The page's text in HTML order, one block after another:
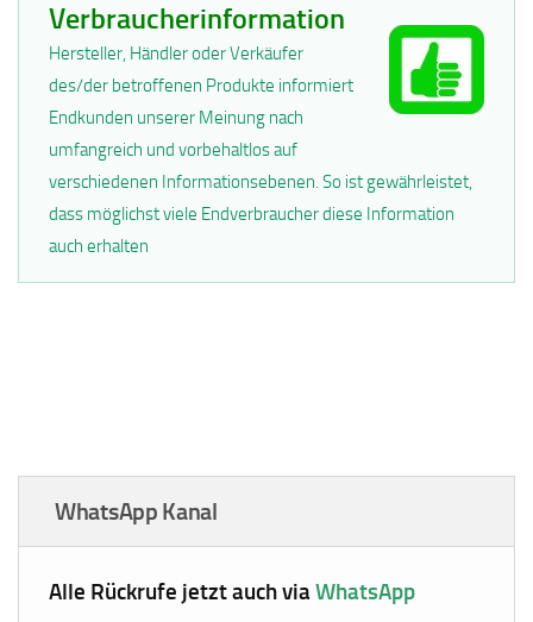
Verbraucherinformation
Hersteller, Händler oder Verkäufer
des/der betroffenen Produkte informiert
Endkunden unserer Meinung nach
umfangreich und vorbehaltlos auf
verschiedenen Informationsebenen. So ist gewährleistet,
dass möglichst viele Endverbraucher diese Information
auch erhalten
WhatsApp Kanal
Alle Rückrufe jetzt auch viaWhatsApp